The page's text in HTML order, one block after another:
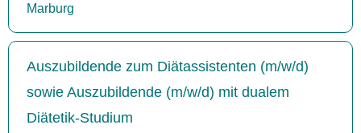
Marburg
Auszubildende zum Diätassistenten (m/w/d)
sowie Auszubildende (m/w/d) mit dualem
Diätetik-Studium